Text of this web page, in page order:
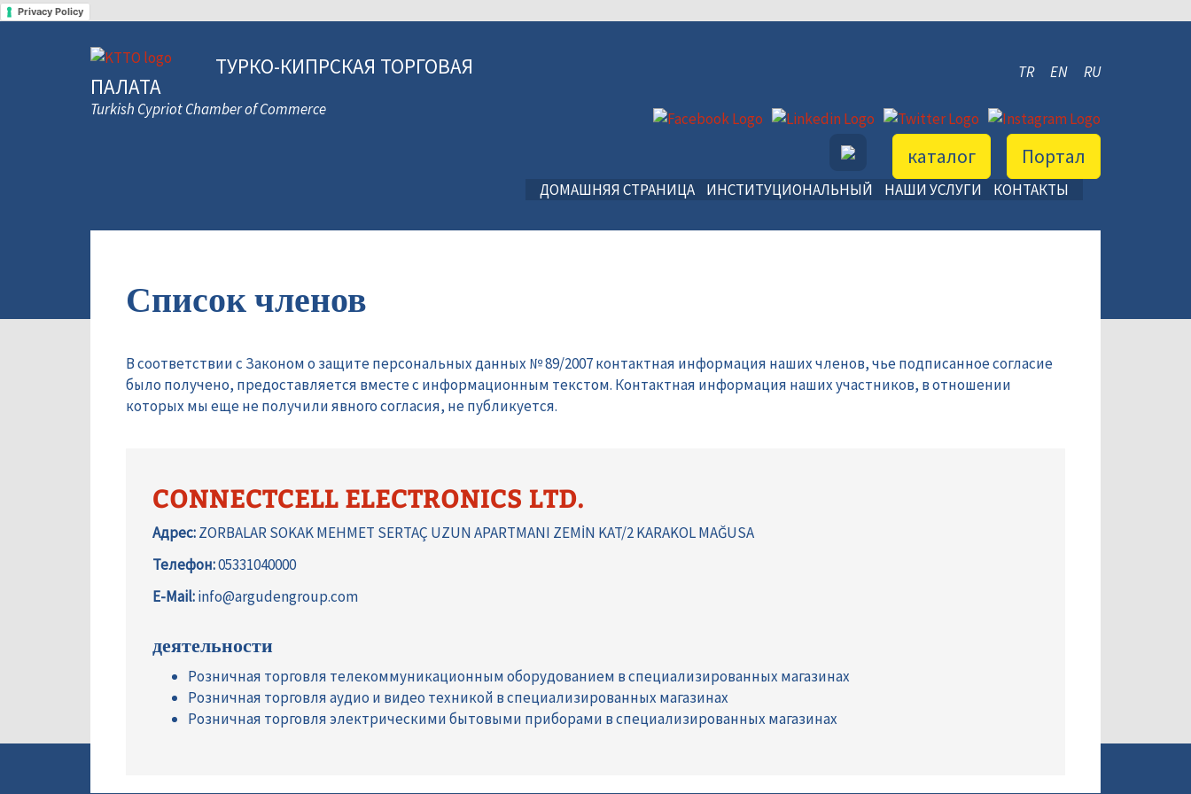
Privacy Policy
ТУРКО-КИПРСКАЯ ТОРГОВАЯ
ПАЛАТА
Turkish Cypriot Chamber of Commerce
TR EN RU
Портал
каталог
ДОМАШНЯЯ СТРАНИЦА ИНСТИТУЦИОНАЛЬНЫЙ НАШИ УСЛУГИ КОНТАКТЫ
Список членов
В соответствии с Законом о защите персональных данных № 89/2007 контактная информация наших членов, чье подписанное согласие
было получено, предоставляется вместе с информационным текстом. Контактная информация наших участников, в отношении
которых мы еще не получили явного согласия, не публикуется.
CONNECTCELL ELECTRONICS LTD.
Адрес:ZORBALAR SOKAK MEHMET SERTAÇ UZUN APARTMANI ZEMİN KAT/2 KARAKOL MAĞUSA
Телефон:05331040000
E-Mail:info@argudengroup.com
деятельности
Розничная торговля телекоммуникационным оборудованием в специализированных магазинах
Розничная торговля аудио и видео техникой в специализированных магазинах
Розничная торговля электрическими бытовыми приборами в специализированных магазинах